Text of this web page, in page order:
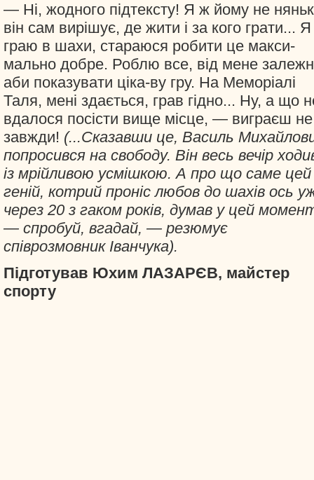
— Ні, жодного підтексту! Я ж йому не
він сам вирішує, де жити і за кого грати... Я
граю в шахи, стараюся робити це макси-
мально добре. Роблю все, від мене
аби показувати ціка-ву гру. На Меморіалі
Таля, мені здається, грав гідно... Ну, а що
вдалося посісти вище місце, — виграєш не
завжди! (...Сказавши це, Василь
попросився на свободу. Він весь вечір
із мрійливою усмішкою. А про що саме цей
геній, котрий проніс любов до шахів ось
через 20 з гаком років, думав у цей
— спробуй, вгадай, — резюмує
співрозмовник Іванчука).
Підготував Юхим ЛАЗАРЄВ, майстер
спорту